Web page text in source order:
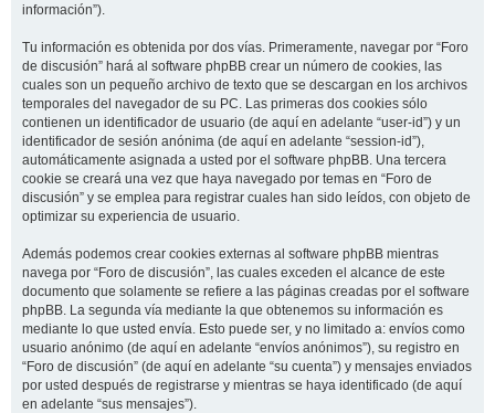
información”).
Tu información es obtenida por dos vías. Primeramente, navegar por “Foro
de discusión” hará al software phpBB crear un número de cookies, las
cuales son un pequeño archivo de texto que se descargan en los archivos
temporales del navegador de su PC. Las primeras dos cookies sólo
contienen un identificador de usuario (de aquí en adelante “user-id”) y un
identificador de sesión anónima (de aquí en adelante “session-id”),
automáticamente asignada a usted por el software phpBB. Una tercera
cookie se creará una vez que haya navegado por temas en “Foro de
discusión” y se emplea para registrar cuales han sido leídos, con objeto de
optimizar su experiencia de usuario.
Además podemos crear cookies externas al software phpBB mientras
navega por “Foro de discusión”, las cuales exceden el alcance de este
documento que solamente se refiere a las páginas creadas por el software
phpBB. La segunda vía mediante la que obtenemos su información es
mediante lo que usted envía. Esto puede ser, y no limitado a: envíos como
usuario anónimo (de aquí en adelante “envíos anónimos”), su registro en
“Foro de discusión” (de aquí en adelante “su cuenta”) y mensajes enviados
por usted después de registrarse y mientras se haya identificado (de aquí
en adelante “sus mensajes”).